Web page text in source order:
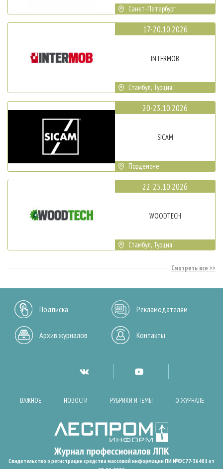
Санкт-Петербург
17-20.10.2026
INTERMOB
Стамбул, Турция
20-23.10.2026
SICAM
Порденоне
22-25.10.2026
WOODTECH
Стамбул, Турция
Смотреть все
Подписка Рекламодателям
Архив журналов Контакты
ВАЖНОЕ НОВОСТИ РУБРИКИ И ТЕМЫ О ЖУРНАЛЕ
Свидетельство о регистрации средства массовой информации ПИ №ФС77-36401 от